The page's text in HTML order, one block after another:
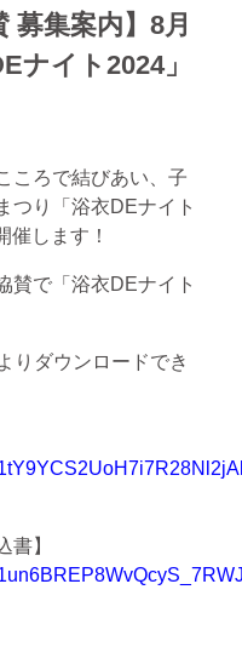
募集案内】8月
ナイト2024」
ころで結びあい、子
つり「浴衣DEナイト
催します！
賛で「浴衣DEナイト
りダウンロードでき
書】